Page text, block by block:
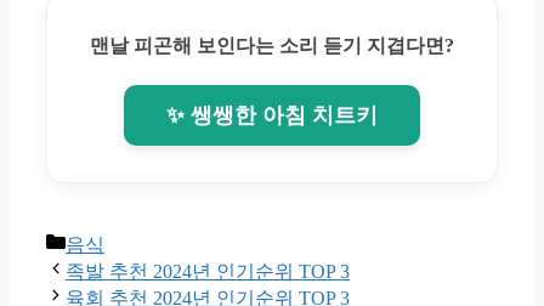
맨날 피곤해 보인다는 소리 듣기 지겹다면?
✨ 쌩쌩한 아침 치트키
Categories
음식
족발 추천 2024년 인기순위 TOP 3
육회 추천 2024년 인기순위 TOP 3